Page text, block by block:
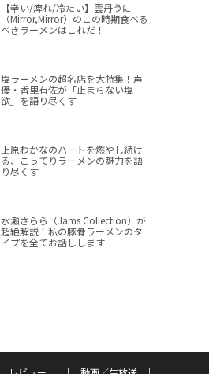
【辛い/痺れ/冷たい】雲丹うに
（Mirror,Mirror）のこの時期食べる
べきラーメンはこれだ！
塩ラーメンの超名店を大特集！声
優・香里有佐が「止まらない塩
欲」を語り尽くす
上原わかなのハートを燃やし続け
る、こってりラーメンの魅力を語
り尽くす
水瀬さらら（Jams Collection）が
超絶解説！私の豚骨ラーメンのタ
イプを全てお話しします